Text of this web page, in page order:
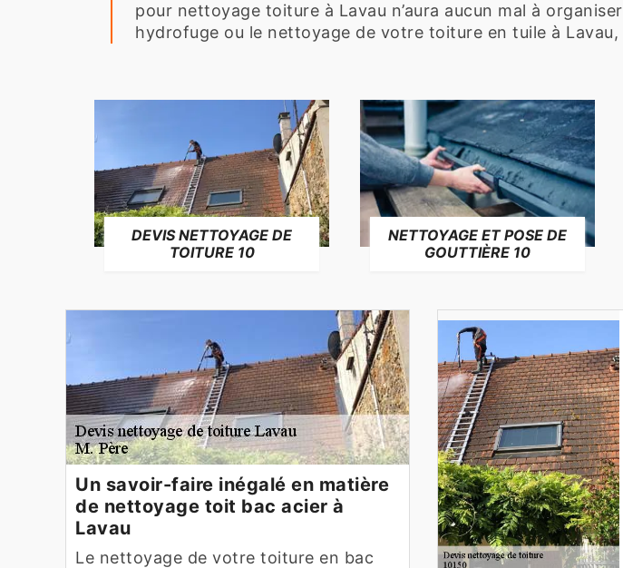
pour nettoyage toiture à Lavau n’aura aucun mal à
hydrofuge ou le nettoyage de votre toiture en tuile à
DEVIS NETTOYAGE DE
TOITURE 10
NETTOYAGE ET POSE DE
GOUTTIÈRE 10
Un savoir-faire inégalé en matière
de nettoyage toit bac acier à
Lavau
Le nettoyage de votre toiture en bac